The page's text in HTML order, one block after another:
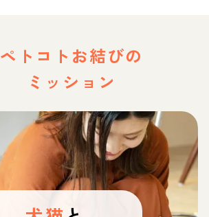
ペトコトお結びの
ミッション